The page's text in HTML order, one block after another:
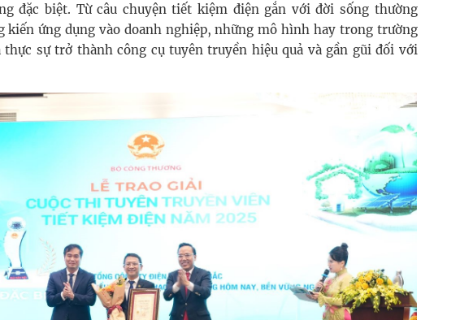
đặc biệt. Từ câu chuyện tiết kiệm điện gắn với đời sống thường
kiến ứng dụng vào doanh nghiệp, những mô hình hay trong trường
thực sự trở thành công cụ tuyên truyền hiệu quả và gần gũi đối với